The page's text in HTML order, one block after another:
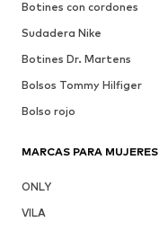
Botines con cordones
Sudadera Nike
Botines Dr. Martens
Bolsos Tommy Hilfiger
Bolso rojo
MARCAS PARA MUJERES
ONLY
VILA